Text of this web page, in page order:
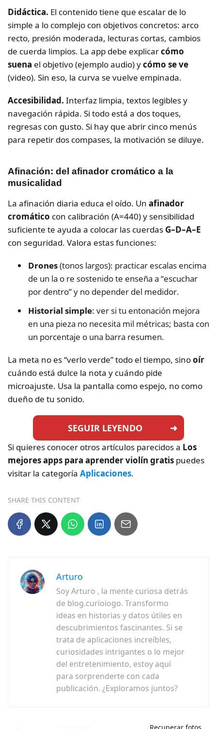
Didáctica. El contenido tiene que escalar de lo
simple a lo complejo con objetivos concretos: arco
recto, presión moderada, lecturas cortas, cambios
de cuerda limpios. La app debe explicarcómo
suena el objetivo (ejemplo audio) ycómo se ve
(video). Sin eso, la curva se vuelve empinada.
Accesibilidad. Interfaz limpia, textos legibles y
navegación rápida. Si todo está a dos toques,
regresas con gusto. Si hay que abrir cinco menús
para repetir dos compases, la motivación se diluye.
Afinación: del afinador cromático a la
musicalidad
La afinación diaria educa el oído. Un afinador
cromático con calibración (A=440) y sensibilidad
suficiente te ayuda a colocar las cuerdas G–D–A–E
con seguridad. Valora estas funciones:
Drones(tonos largos): practicar escalas encima
de un la o re sostenido te enseña a “escuchar
por dentro” y no depender del medidor.
Historial simple: ver si tu entonación mejora
en una pieza no necesita mil métricas; basta con
un porcentaje o una barra resumen.
La meta no es “verlo verde” todo el tiempo, sinooír
cuándo está dulce la nota y cuándo pide
microajuste. Usa la pantalla como espejo, no como
dueño de tu sonido.
SEGUIR LEYENDO
Si quieres conocer otros artículos parecidos a Los
mejores apps para aprender violín gratis puedes
visitar la categoría Aplicaciones.
SHARE THIS CONTENT
Arturo
Soy Arturo , la mente curiosa detrás
de blog.curioiogo. Transformo
ideas en historias y datos útiles en
descubrimientos fascinantes. Si se
trata de aplicaciones increíbles,
curiosidades intrigantes o lo mejor
del entretenimiento, estoy aquí
para sorprenderte con cada
publicación. ¿Exploramos juntos?